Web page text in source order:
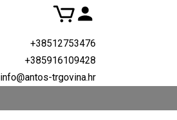
+38512753476
+385916109428
info@antos-trgovina.hr